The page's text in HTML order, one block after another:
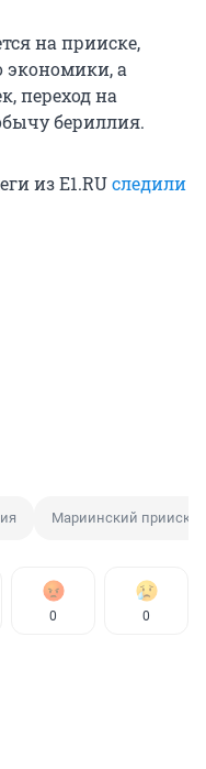
на прииске,
экономики, а
переход на
бериллия.
из Е1.RUследили
Мариинский прииск
0 0